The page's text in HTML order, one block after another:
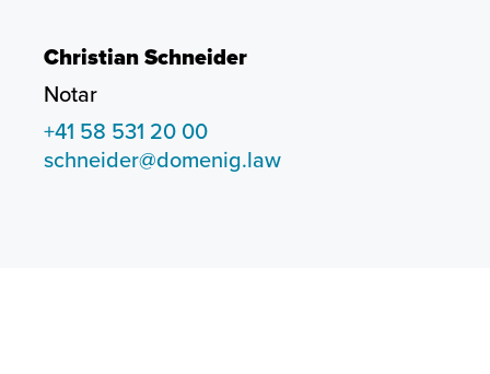
Christian Schneider
Notar
+41 58 531 20 00
schneider@domenig.law